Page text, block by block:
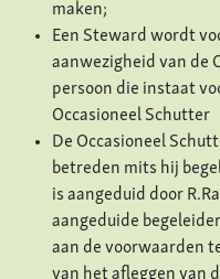
maken;
Een Steward wordt
aanwezigheid van de
persoon die instaat
Occasioneel Schutter
De Occasioneel
betreden mits hij
is aangeduid door
aangeduide
aan de voorwaarden
van het afleggen van